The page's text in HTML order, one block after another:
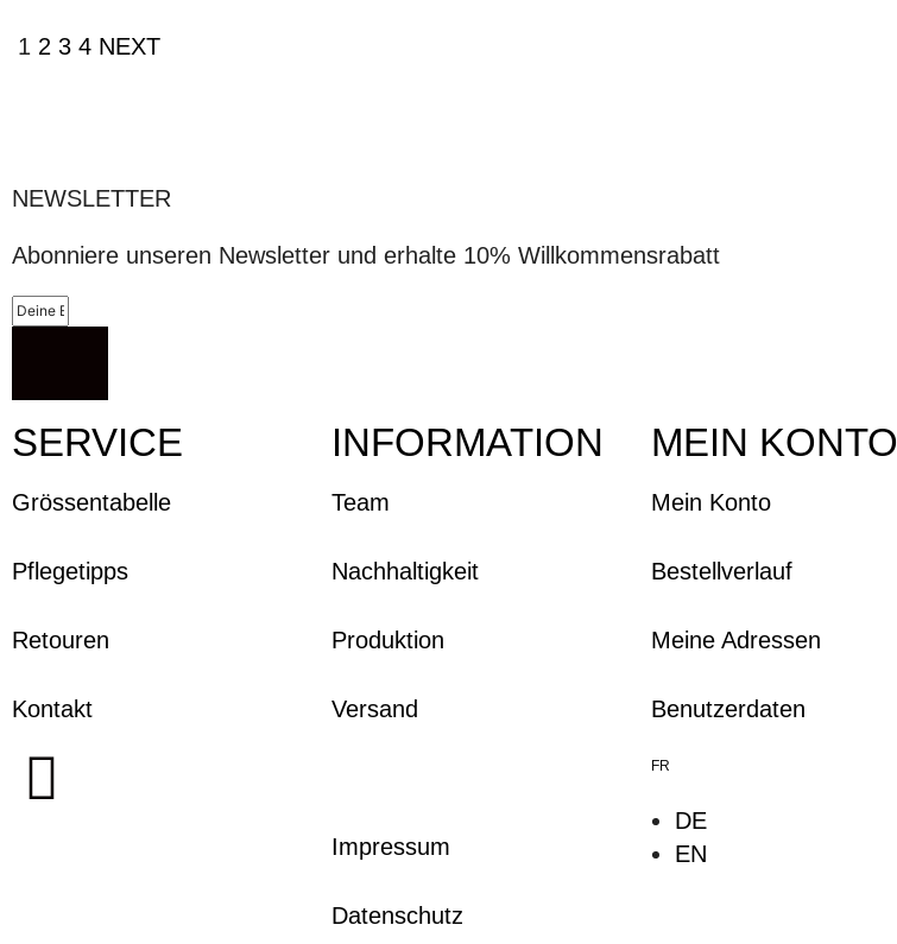
1 2 3 4 NEXT
NEWSLETTER
Abonniere unseren Newsletter und erhalte 10% Willkommensrabatt
SERVICE
Grössentabelle
Pflegetipps
Retouren
Kontakt
INFORMATION
Team
Nachhaltigkeit
Produktion
Versand
Impressum
Datenschutz
MEIN KONTO
Mein Konto
Bestellverlauf
Meine Adressen
Benutzerdaten
FR
DE
EN